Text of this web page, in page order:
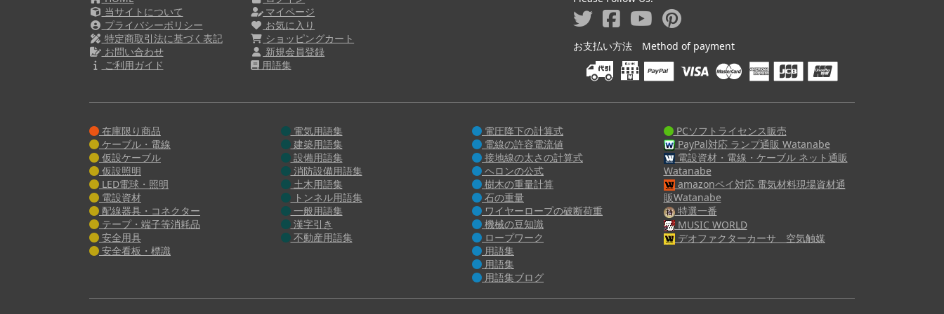
当サイトについて
プライバシーポリシー
特定商取引法に基づく表記
お問い合わせ
ご利用ガイド
マイページ
お気に入り
ショッピングカート
新規会員登録
用語集
お支払い方法 Method of payment
在庫限り商品
ケーブル・電線
仮設ケーブル
仮設照明
LED電球・照明
電設資材
配線器具・コネクター
テープ・端子等消耗品
安全用具
安全看板・標識
電気用語集
建築用語集
設備用語集
消防設備用語集
土木用語集
トンネル用語集
一般用語集
漢字引き
不動産用語集
電圧降下の計算式
電線の許容電流値
接地線の太さの計算式
ヘロンの公式
樹木の重量計算
石の重量
ワイヤーロープの破断荷重
機械の豆知識
ロープワーク
用語集
用語集
用語集ブログ
PCソフトライセンス販売
PayPal対応 ランプ通販 Watanabe
電設資材・電線・ケーブル ネット通販
Watanabe
amazonペイ対応 電気材料現場資材通
販Watanabe
特選一番
MUSIC WORLD
デオファクターカーサ 空気触媒